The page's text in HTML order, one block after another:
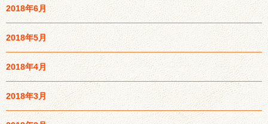
2018年6月
2018年5月
2018年4月
2018年3月